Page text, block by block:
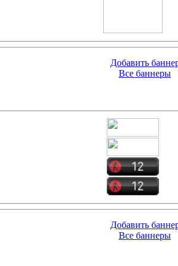
Добавить
Все баннеры
Добавить
Все баннеры